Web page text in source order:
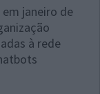
janeiro de
à rede